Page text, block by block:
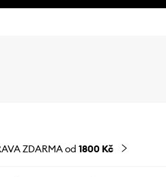
ZDARMA od 1800 Kč